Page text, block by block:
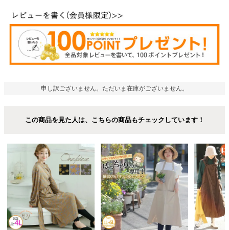
申し訳ございません。ただいま在庫がございません。
この商品を見た人は、こちらの商品もチェックしています！